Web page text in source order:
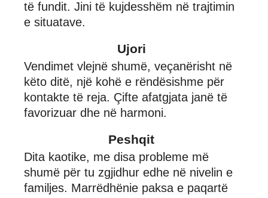
të fundit. Jini të kujdesshëm në trajtimin
e situatave.
Ujori
Vendimet vlejnë shumë, veçanërisht në
këto ditë, një kohë e rëndësishme për
kontakte të reja. Çifte afatgjata janë të
favorizuar dhe në harmoni.
Peshqit
Dita kaotike, me disa probleme më
shumë për tu zgjidhur edhe në nivelin e
familjes. Marrëdhënie paksa e paqartë